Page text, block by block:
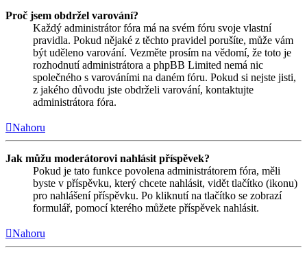
Proč jsem obdržel varování?
Každý administrátor fóra má na svém fóru svoje vlastní
pravidla. Pokud nějaké z těchto pravidel porušíte, může vám
být uděleno varování. Vezměte prosím na vědomí, že toto je
rozhodnutí administrátora a phpBB Limited nemá nic
společného s varováními na daném fóru. Pokud si nejste jisti,
z jakého důvodu jste obdrželi varování, kontaktujte
administrátora fóra.
Nahoru
Jak můžu moderátorovi nahlásit příspěvek?
Pokud je tato funkce povolena administrátorem fóra, měli
byste v příspěvku, který chcete nahlásit, vidět tlačítko (ikonu)
pro nahlášení příspěvku. Po kliknutí na tlačítko se zobrazí
formulář, pomocí kterého můžete příspěvek nahlásit.
Nahoru